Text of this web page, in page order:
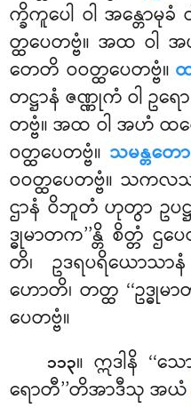
က္ခိကူပေါ ဝါ အန္တောမု
တ္ထပေတဗ္ဗံ။ အထ ဝါ
တေတိ ဝဝတ္ထပေတဗ္ဗံ။
တဋ္ဌာနံ ဇဏ္ဏုကံ ဝါ ဥရေ
တဗ္ဗံ။ အထ ဝါ အဟံ ထ
ဝတ္ထပေတဗ္ဗံ။ သမန္တတော
ဝဝတ္ထပေတဗ္ဗံ။ သက
ဌာနံ ဝိဘူတံ ဟုတွာ ဥပဋ္ဌ
ဒ္ဓုမာတက’’န္တိ စိတ္တံ ဌပ
တိ၊ ဥဒရပရိယောသ
ဟောတိ၊ တတ္ထ ‘‘ဥဒ္ဓုမ
ပေတဗ္ဗံ။
၁၁၃။ ဣဒါနိ ‘‘
ရောတီ’’တိအာဒီသု အ